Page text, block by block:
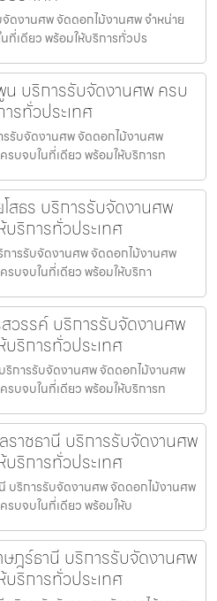
ดงานศพ จัดดอกไม้งานศพ จำหน่าย
ที่เดียว พร้อมให้บริการทั่วปร
น บริการรับจัดงานศพ ครบ
รทั่วประเทศ
รรับจัดงานศพ จัดดอกไม้งานศพ
รบจบในที่เดียว พร้อมให้บริการท
สธร บริการรับจัดงานศพ
ริการทั่วประเทศ
การรับจัดงานศพ จัดดอกไม้งานศพ
รบจบในที่เดียว พร้อมให้บริกา
วรรค์ บริการรับจัดงานศพ
ริการทั่วประเทศ
การรับจัดงานศพ จัดดอกไม้งานศพ
รบจบในที่เดียว พร้อมให้บริการท
ราชธานี บริการรับจัดงานศพ
ริการทั่วประเทศ
บริการรับจัดงานศพ จัดดอกไม้งานศพ
รบจบในที่เดียว พร้อมให้บ
ษฎร์ธานี บริการรับจัดงานศพ
ริการทั่วประเทศ